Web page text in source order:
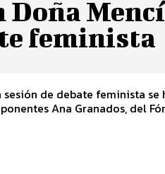
Doña
feminista
de debate feminista se
Ana Granados, del